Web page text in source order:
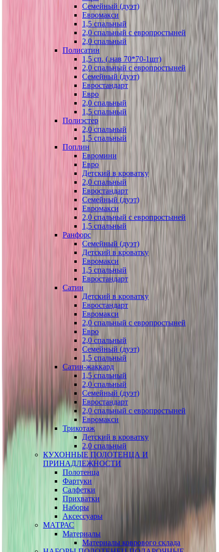
Семейный (дуэт)
Евромакси
1,5 спальный
2,0 спальный с европростыней
2,0 спальный
Полисатин
1,5 сп. (.нав 70*70-1шт)
2,0 спальный с европростыней
Семейный (дуэт)
Евростандарт
Евро
2,0 спальный
1,5 спальный
Полиэстер
2,0 спальный
1,5 спальный
Поплин
Евромини
Евро
Детский в кроватку
2,0 спальный
Евростандарт
Семейный (дуэт)
Евромакси
2,0 спальный с европростыней
1,5 спальный
Ранфорс
Семейный (дуэт)
Детский в кроватку
Евромакси
1,5 спальный
Евростандарт
Сатин
Детский в кроватку
Евростандарт
Евромакси
2,0 спальный с европростыней
Евро
2,0 спальный
Семейный (дуэт)
1,5 спальный
Сатин-жаккард
1,5 спальный
2,0 спальный
Семейный (дуэт)
Евростандарт
2,0 спальный с европростыней
Евромакси
Трикотаж
Детский в кроватку
2,0 спальный
КУХОННЫЕ ПОЛОТЕНЦА И
ПРИНАДЛЕЖНОСТИ
Полотенца
Фартуки
Салфетки
Прихватки
Наборы
Аксессуары
МАТРАС
Материалы
Материалы коврового склада